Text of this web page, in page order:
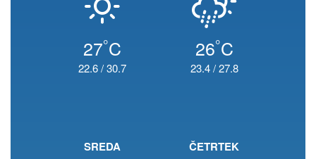
27°C
22.6/30.7
26°C
23.4/27.8
SREDA ČETRTEK